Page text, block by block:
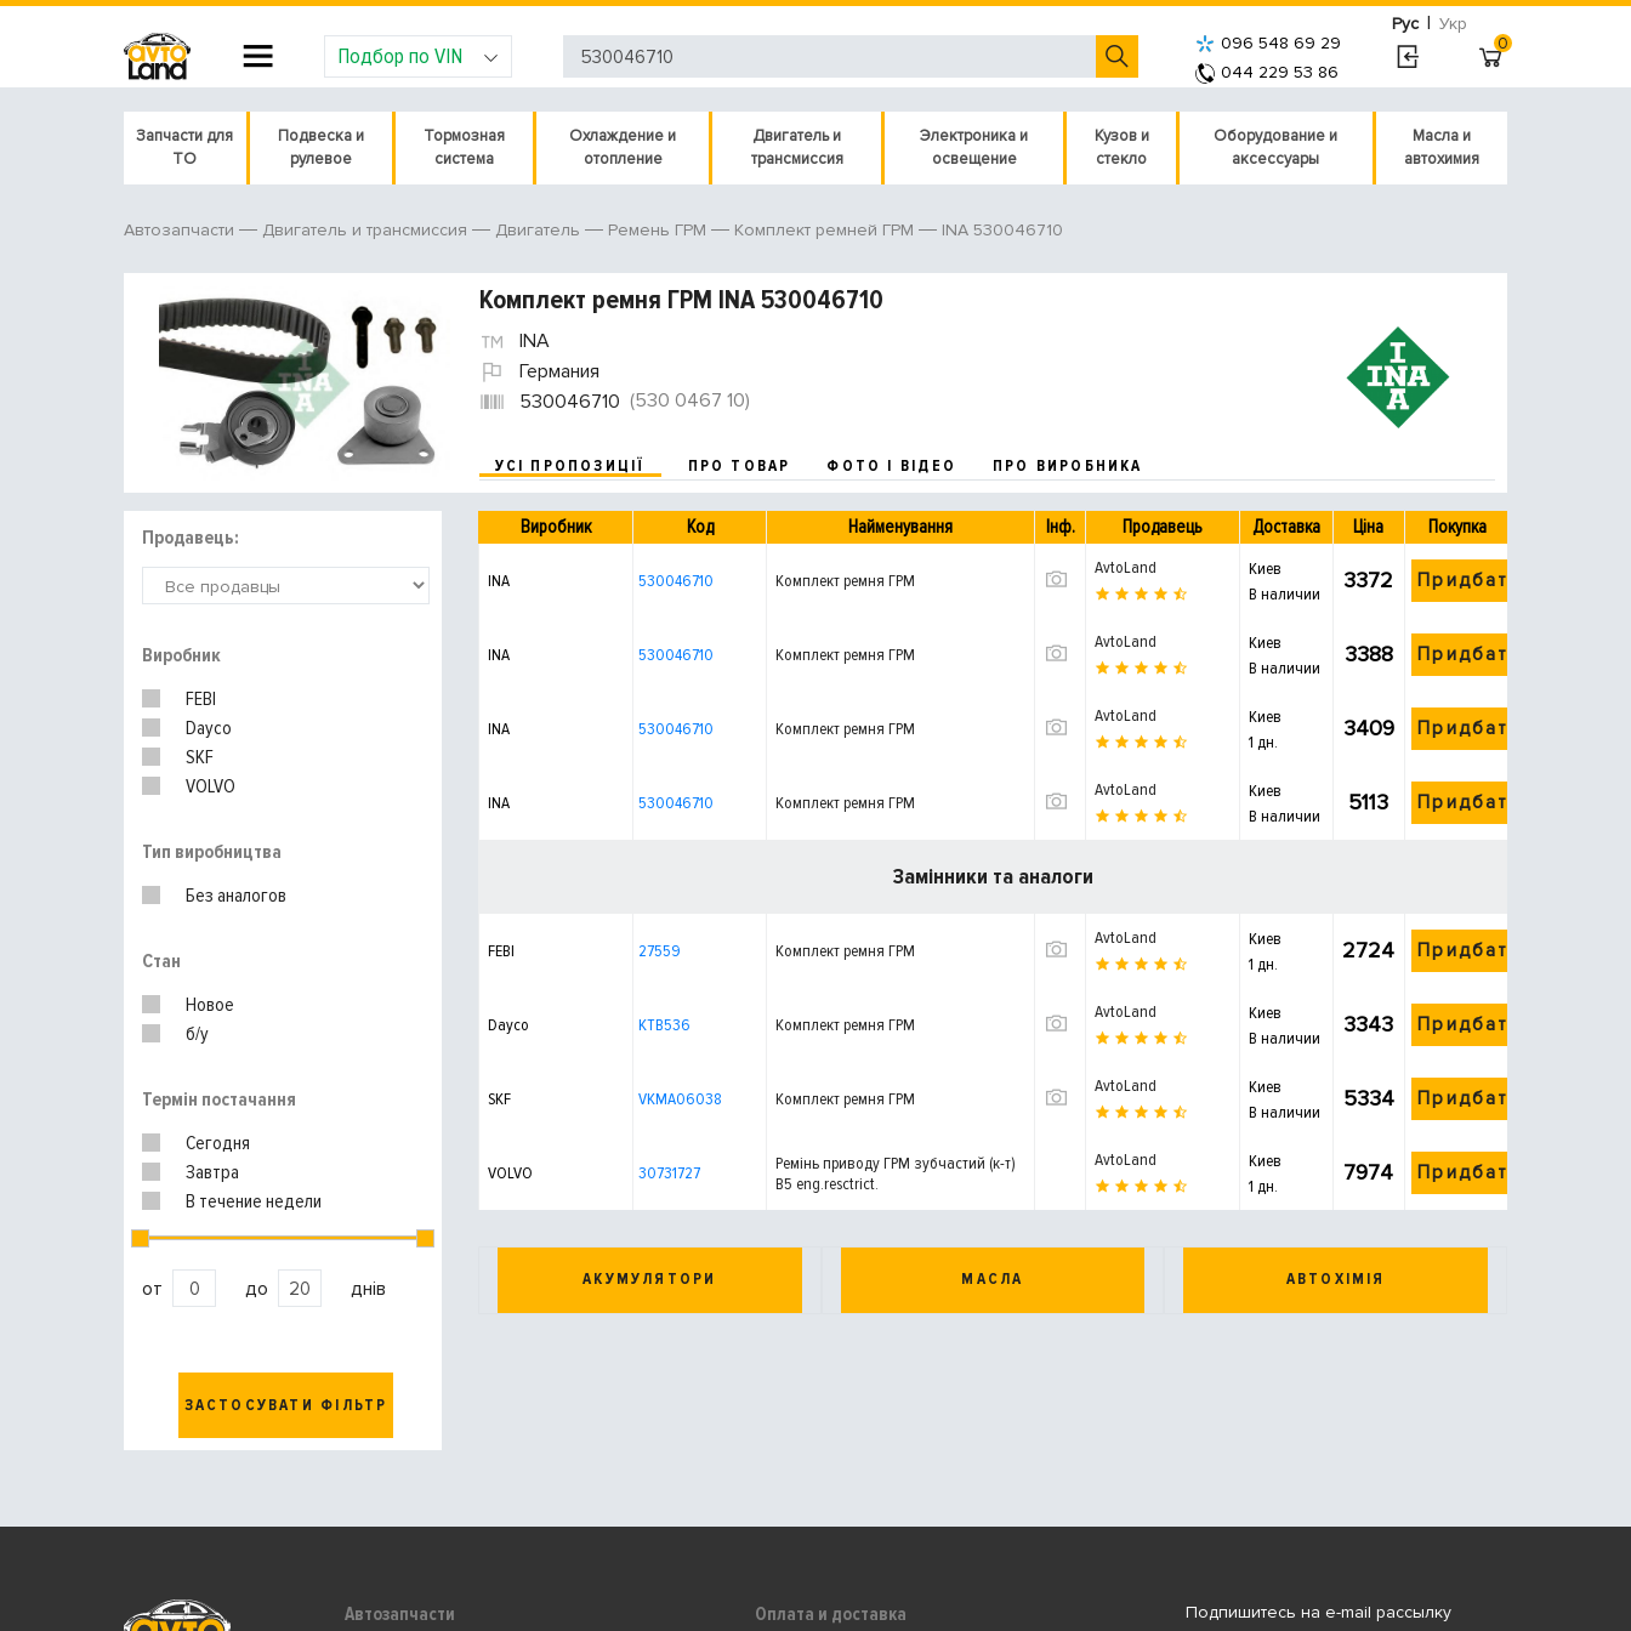
Рус | Укр
Подбор по VIN
096 548 69 29
044 229 53 86
0
Запчасти для
ТО
Подвеска и
рулевое
Тормозная
система
Охлаждение и
отопление
Двигатель и
трансмиссия
Электроника и
освещение
Кузов и
стекло
Оборудование и
аксессуары
Масла и
автохимия
Автозапчасти Двигатель и трансмиссия Двигатель Ремень ГРМ Комплект ремней ГРМ INA 530046710
Комплект ремня ГРМ INA 530046710
INA
Германия
530046710 (530 0467 10)
УСІ ПРОПОЗИЦІЇ ПРО ТОВАР ФОТО І ВІДЕО ПРО ВИРОБНИКА
Продавець:
Виробник
FEBI
Dayco
SKF
VOLVO
Тип виробництва
Без аналогов
Стан
Новое
б/у
Термін постачання
Сегодня
Завтра
В течение недели
от до днів
ЗАСТОСУВАТИ ФІЛЬТР
Виробник Код Найменування Інф. Продавець Доставка Ціна Покупка
INA 530046710 Комплект ремня ГРМ
AvtoLand
Киев
В наличии
3372 Придбати
INA 530046710 Комплект ремня ГРМ
AvtoLand
Киев
В наличии
3388 Придбати
INA 530046710 Комплект ремня ГРМ
AvtoLand
Киев
1 дн.
3409 Придбати
INA 530046710 Комплект ремня ГРМ
AvtoLand
Киев
В наличии
5113 Придбати
Замінники та аналоги
FEBI 27559 Комплект ремня ГРМ
AvtoLand
Киев
1 дн.
2724 Придбати
Dayco KTB536 Комплект ремня ГРМ
AvtoLand
Киев
В наличии
3343 Придбати
SKF VKMA06038 Комплект ремня ГРМ
AvtoLand
Киев
В наличии
5334 Придбати
VOLVO 30731727
Ремінь приводу ГРМ зубчастий (к-т)
B5 eng.resctrict.
AvtoLand
Киев
1 дн.
7974 Придбати
АКУМУЛЯТОРИ МАСЛА АВТОХІМІЯ
Автозапчасти Оплата и доставка Подпишитесь на e-mail рассылку